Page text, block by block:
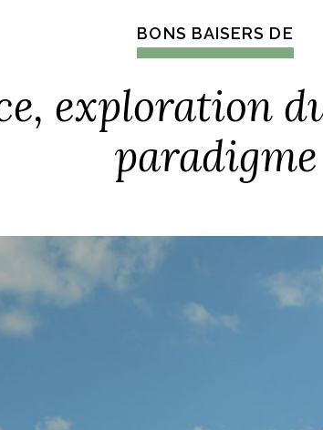
BONS BAISERS DE
exploration
paradigme